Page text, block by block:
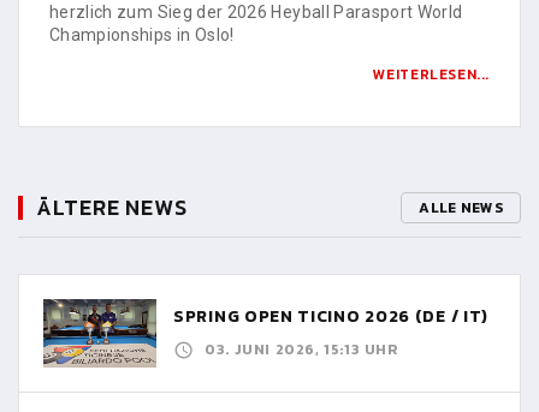
herzlich zum Sieg der 2026 Heyball Parasport World
Championships in Oslo!
WEITERLESEN...
ÄLTERE NEWS ALLE NEWS
SPRING OPEN TICINO 2026 (DE / IT)
03. JUNI 2026, 15:13 UHR